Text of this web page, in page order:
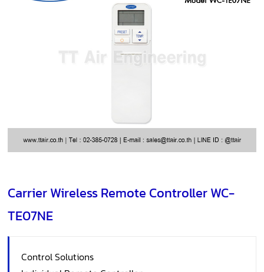
Carrier Wireless Remote Controller WC-
TE07NE
Control Solutions